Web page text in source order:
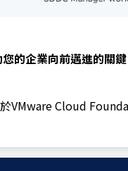
企業向前邁進的關鍵
VMware Cloud